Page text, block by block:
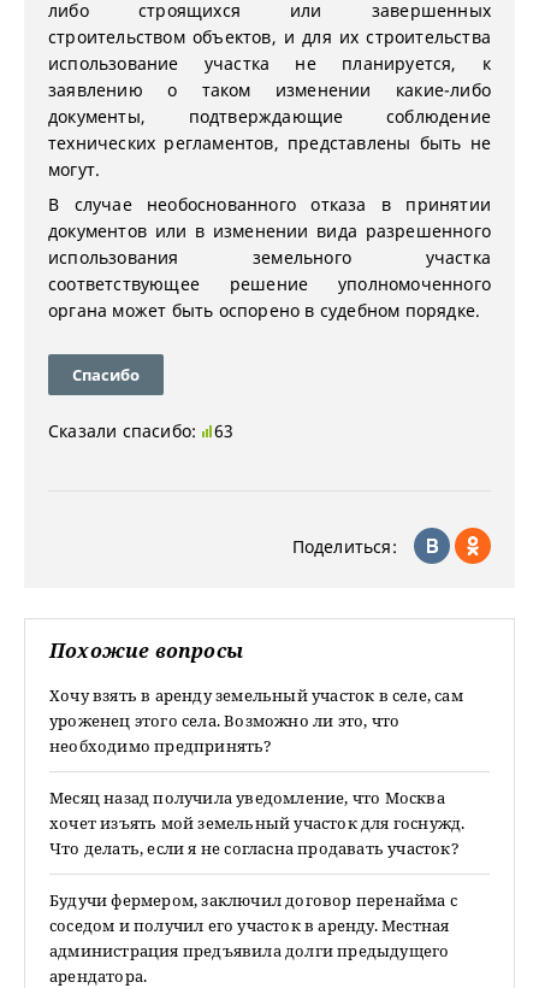
либо строящихся или завершенных
строительством объектов, и для их строительства
использование участка не планируется, к
заявлению о таком изменении какие-либо
документы, подтверждающие соблюдение
технических регламентов, представлены быть не
могут.
В случае необоснованного отказа в принятии
документов или в изменении вида разрешенного
использования земельного участка
соответствующее решение уполномоченного
органа может быть оспорено в судебном порядке.
Спасибо
Сказали спасибо: 63
Поделиться:
Похожие вопросы
Хочу взять в аренду земельный участок в селе, сам
уроженец этого села. Возможно ли это, что
необходимо предпринять?
Месяц назад получила уведомление, что Москва
хочет изъять мой земельный участок для госнужд.
Что делать, если я не согласна продавать участок?
Будучи фермером, заключил договор перенайма с
соседом и получил его участок в аренду. Местная
администрация предъявила долги предыдущего
арендатора.